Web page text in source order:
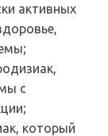
активных
с
который